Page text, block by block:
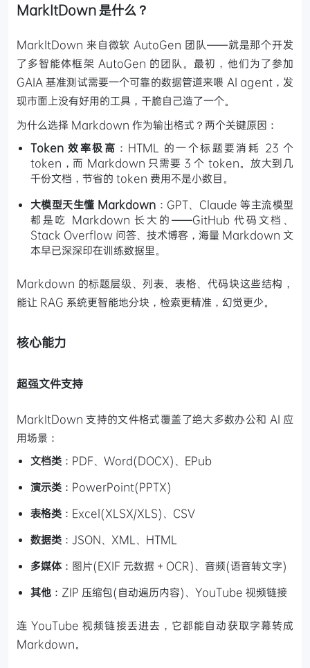
MarkItDown 是什么？
MarkItDown 来自微软 AutoGen 团队——就是那个开发
了多智能体框架 AutoGen 的团队。最初，他们为了参加
GAIA 基准测试需要一个可靠的数据管道来喂 AI agent，发
现市面上没有好用的工具，干脆自己造了一个。
为什么选择 Markdown 作为输出格式？两个关键原因：
Token 效率极高 ：HTML 的一个标题要消耗 23 个
token，而 Markdown 只需要 3 个 token。放大到几
千份文档，节省的 token 费用不是小数目。
大模型天生懂 Markdown ：GPT、Claude 等主流模型
都是吃 Markdown 长大的——GitHub 代码文档、
Stack Overflow 问答、技术博客，海量 Markdown 文
本早已深深印在训练数据里。
Markdown 的标题层级、列表、表格、代码块这些结构，
能让 RAG 系统更智能地分块，检索更精准，幻觉更少。
核心能力
超强文件支持
MarkItDown 支持的文件格式覆盖了绝大多数办公和 AI 应
用场景：
文档类 ：PDF、Word(DOCX)、EPub
演示类 ：PowerPoint(PPTX)
表格类 ：Excel(XLSX/XLS)、CSV
数据类 ：JSON、XML、HTML
多媒体：图片(EXIF 元数据 + OCR)、音频(语音转文字)
其他 ：ZIP 压缩包(自动遍历内容)、YouTube 视频链接
连 YouTube 视频链接丢进去，它都能自动获取字幕转成
Markdown。